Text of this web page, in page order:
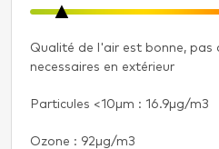
Qualité de l'air est bonne, pas
necessaires en extérieur
Particules <10µm : 16.9μg/m3
Ozone : 92μg/m3